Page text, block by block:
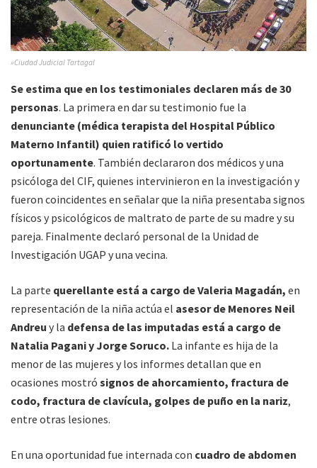
»Ciudad Judicial Tartagal
Se estima que en los testimoniales declaren más de 30
personas. La primera en dar su testimonio fue la
denunciante (médica terapista del Hospital Público
Materno Infantil) quien ratificó lo vertido
oportunamente. También declararon dos médicos y una
psicóloga del CIF, quienes intervinieron en la investigación y
fueron coincidentes en señalar que la niña presentaba signos
físicos y psicológicos de maltrato de parte de su madre y su
pareja. Finalmente declaró personal de la Unidad de
Investigación UGAP y una vecina.
La parte querellante está a cargo de Valeria Magadán, en
representación de la niña actúa el asesor de Menores Neil
Andreu y la defensa de las imputadas está a cargo de
Natalia Pagani y Jorge Soruco. La infante es hija de la
menor de las mujeres y los informes detallan que en
ocasiones mostró signos de ahorcamiento, fractura de
codo, fractura de clavícula, golpes de puño en la nariz,
entre otras lesiones.
En una oportunidad fue internada con cuadro de abdomen